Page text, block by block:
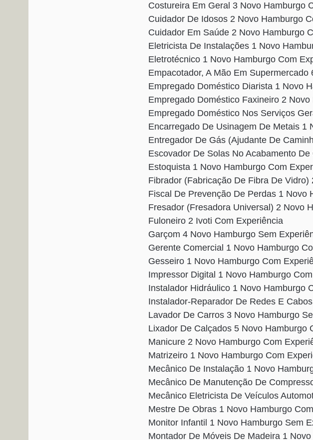
Costureira Em Geral 3 Novo Hamburgo
Cuidador De Idosos 2 Novo Hamburgo
Cuidador Em Saúde 2 Novo Hamburgo
Eletricista De Instalações 1 Novo
Eletrotécnico 1 Novo Hamburgo Com
Empacotador, A Mão Em
Empregado Doméstico Diarista 1 Novo
Empregado Doméstico Faxineiro 2
Empregado Doméstico Nos Serviços
Encarregado De Usinagem De Metais 1
Entregador De Gás (Ajudante De
Escovador De Solas No Acabamento
Estoquista 1 Novo Hamburgo Com
Fibrador (Fabricação De Fibra De
Fiscal De Prevenção De Perdas 1 Novo
Fresador (Fresadora Universal) 2 Novo
Fuloneiro 2 Ivoti Com Experiência
Garçom 4 Novo Hamburgo Sem
Gerente Comercial 1 Novo Hamburgo
Gesseiro 1 Novo Hamburgo Com
Impressor Digital 1 Novo Hamburgo
Instalador Hidráulico 1 Novo Hamburgo
Instalador-Reparador De Redes E
Lavador De Carros 3 Novo Hamburgo
Lixador De Calçados 5 Novo Hamburgo
Manicure 2 Novo Hamburgo Com
Matrizeiro 1 Novo Hamburgo Com
Mecânico De Instalação 1 Novo
Mecânico De Manutenção De
Mecânico Eletricista De Veículos
Mestre De Obras 1 Novo Hamburgo
Monitor Infantil 1 Novo Hamburgo Sem
Montador De Móveis De Madeira 1